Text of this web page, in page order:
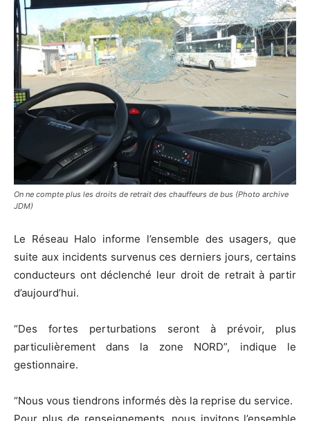
On ne compte plus les droits de retrait des chauffeurs de bus (Photo archive
JDM)
Le Réseau Halo informe l’ensemble des usagers, que
suite aux incidents survenus ces derniers jours, certains
conducteurs ont déclenché leur droit de retrait à partir
d’aujourd’hui.
“Des fortes perturbations seront à prévoir, plus
particulièrement dans la zone NORD”, indique le
gestionnaire.
“Nous vous tiendrons informés dès la reprise du service.